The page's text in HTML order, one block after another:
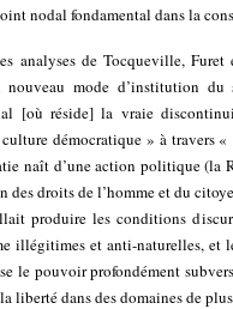
nodal fondamental dans la
analyses de Tocqueville,
nouveau mode d’institution
[où réside] la vraie
démocratique » à travers
naît d’une action politique (la
des droits de l’homme et du
produire les conditions
illégitimes et anti-naturelles, et
le pouvoir profondément
liberté dans des domaines de